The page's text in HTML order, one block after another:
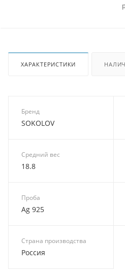
ХАРАКТЕРИСТИКИ
Бренд
SOKOLOV
Средний вес
18.8
Проба
Ag 925
Страна производства
Россия